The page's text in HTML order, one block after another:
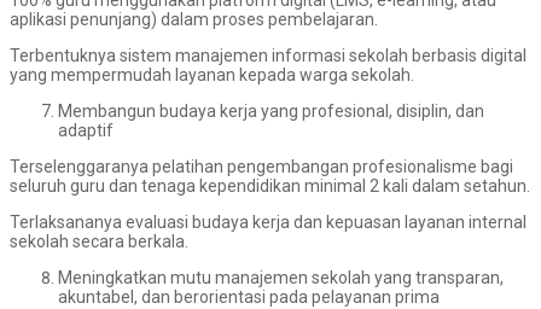
aplikasi penunjang) dalam proses pembelajaran.
Terbentuknya sistem manajemen informasi sekolah berbasis digital
yang mempermudah layanan kepada warga sekolah.
Membangun budaya kerja yang profesional, disiplin, dan
adaptif
Terselenggaranya pelatihan pengembangan profesionalisme bagi
seluruh guru dan tenaga kependidikan minimal 2 kali dalam setahun.
Terlaksananya evaluasi budaya kerja dan kepuasan layanan internal
sekolah secara berkala.
Meningkatkan mutu manajemen sekolah yang transparan,
akuntabel, dan berorientasi pada pelayanan prima